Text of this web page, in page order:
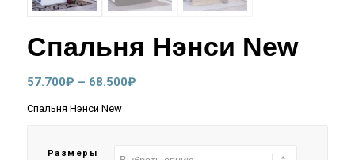
Спальня Нэнси New
57.700₽ – 68.500₽Диапазон
68.500₽
Спальня Нэнси New
Размеры